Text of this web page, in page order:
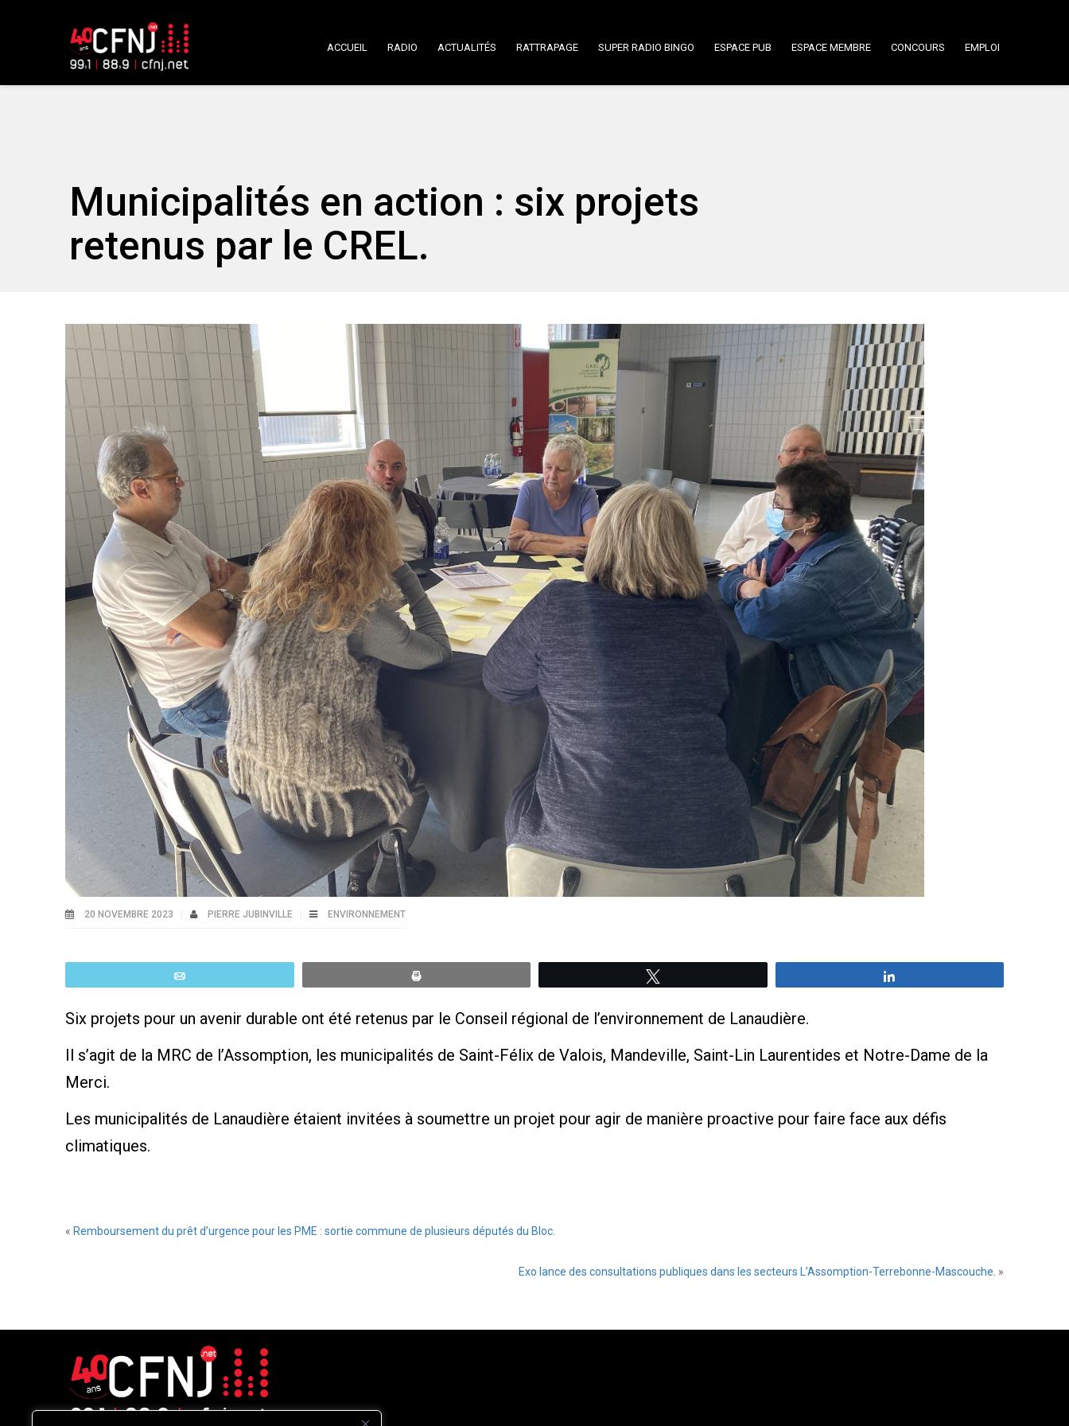
ACCUEIL RADIO ACTUALITÉS RATTRAPAGE SUPER RADIO BINGO ESPACE PUB ESPACE MEMBRE CONCOURS EMPLOI
Municipalités en action : six projets
retenus par le CREL.
20 NOVEMBRE 2023 PIERRE JUBINVILLE ENVIRONNEMENT
Six projets pour un avenir durable ont été retenus par le Conseil régional de l’environnement de Lanaudière.
Il s’agit de la MRC de l’Assomption, les municipalités de Saint-Félix de Valois, Mandeville, Saint-Lin Laurentides et Notre-Dame de la
Merci.
Les municipalités de Lanaudière étaient invitées à soumettre un projet pour agir de manière proactive pour faire face aux défis
climatiques.
« Remboursement du prêt d’urgence pour les PME : sortie commune de plusieurs députés du Bloc.
Exo lance des consultations publiques dans les secteurs L’Assomption-Terrebonne-Mascouche. »